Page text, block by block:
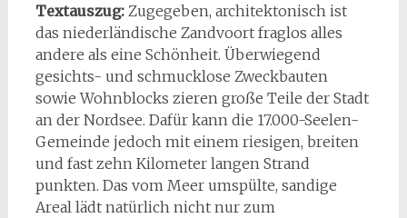
Textauszug: Zugegeben, architektonisch ist
das niederländische Zandvoort fraglos alles
andere als eine Schönheit. Überwiegend
gesichts- und schmucklose Zweckbauten
sowie Wohnblocks zieren große Teile der Stadt
an der Nordsee. Dafür kann die 17.000-Seelen-
Gemeinde jedoch mit einem riesigen, breiten
und fast zehn Kilometer langen Strand
punkten. Das vom Meer umspülte, sandige
Areal lädt natürlich nicht nur zum